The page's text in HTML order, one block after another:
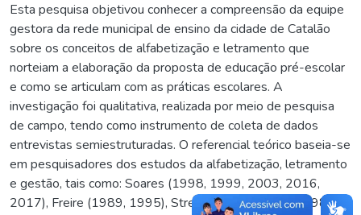
Esta pesquisa objetivou conhecer a compreensão da equipe
gestora da rede municipal de ensino da cidade de Catalão
sobre os conceitos de alfabetização e letramento que
norteiam a elaboração da proposta de educação pré-escolar
e como se articulam com as práticas escolares. A
investigação foi qualitativa, realizada por meio de pesquisa
de campo, tendo como instrumento de coleta de dados
entrevistas semiestruturadas. O referencial teórico baseia-se
em pesquisadores dos estudos da alfabetização, letramento
e gestão, tais como: Soares (1998, 1999, 2003, 2016,
2017), Freire (1989, 1995), Street (2014); Sander (1984,